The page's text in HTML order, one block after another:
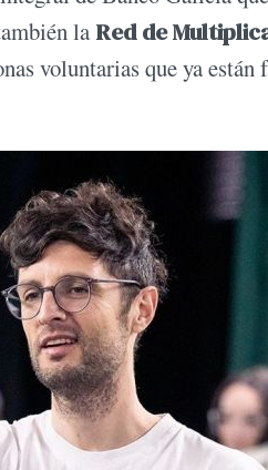
la Red de
voluntarias que ya